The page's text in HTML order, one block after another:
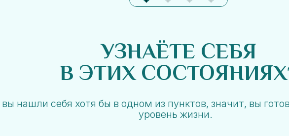
УЗНАЁТЕ СЕБЯ
В ЭТИХ
нашли себя хотя бы в одном из пунктов, значит, вы
уровень жизни.